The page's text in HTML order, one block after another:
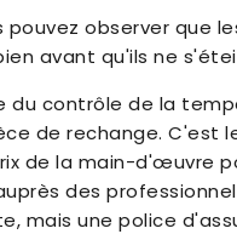
pouvez observer que
avant qu'ils ne
du contrôle de la
de rechange. C'est
de la main-d'œuvre
des
mais une police